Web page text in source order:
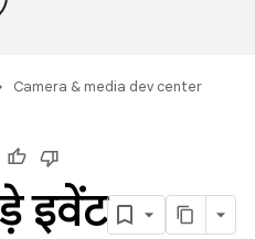
Camera & media dev center
इवेंट